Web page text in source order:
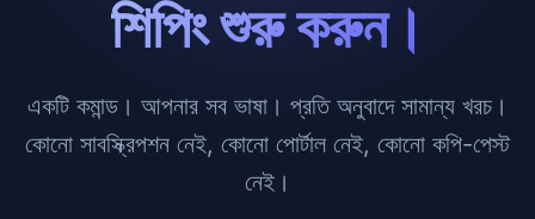
শিপিং শুরু করুন।
একটি কমান্ড। আপনার সব ভাষা। প্রতি অনুবাদে সামান্য খরচ।
কোনো সাবস্ক্রিপশন নেই, কোনো পোর্টাল নেই, কোনো কপি-পেস্ট
নেই।